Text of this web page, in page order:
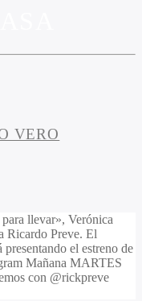
VERO
llevar», Verónica
Ricardo Preve. El
el estreno de
Mañana MARTES
con @rickpreve